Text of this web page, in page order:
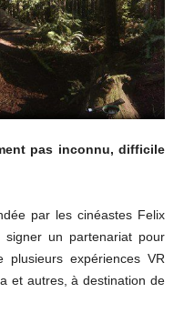
pas inconnu, difficile
par les cinéastes Felix
un partenariat pour
expériences VR
et autres, à destination de